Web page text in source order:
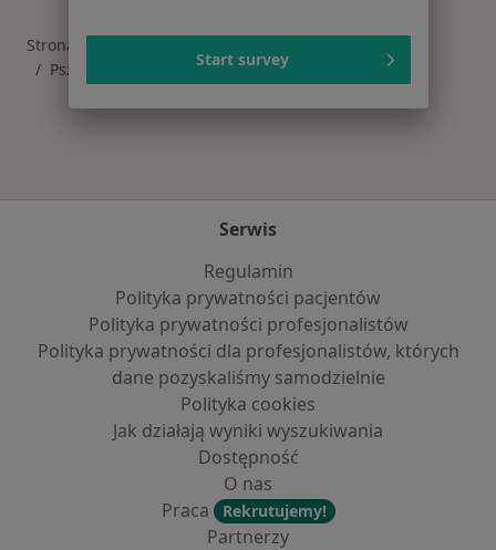
Strona Główna
Pszczyna
Zmień miasto
Serwis
Regulamin
Polityka prywatności pacjentów
Polityka prywatności profesjonalistów
Polityka prywatności dla profesjonalistów, których
dane pozyskaliśmy samodzielnie
Polityka cookies
Jak działają wyniki wyszukiwania
Dostępność
O nas
Praca
Rekrutujemy!
Partnerzy
Start survey